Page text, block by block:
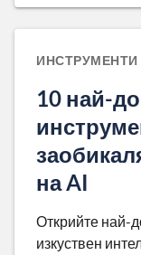
ИНСТРУМЕНТИ
10 най-
на AI
Открийте най-
изкуствен